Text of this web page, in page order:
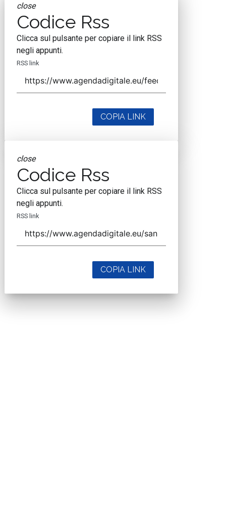
close
Codice Rss
Clicca sul pulsante per copiare il link RSS
negli appunti.
RSS link
COPIA LINK
close
Codice Rss
Clicca sul pulsante per copiare il link RSS
negli appunti.
RSS link
COPIA LINK